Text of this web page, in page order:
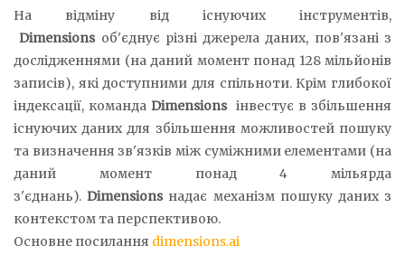
На відміну від існуючих інструментів,
Dimensions об'єднує різні джерела даних, пов'язані з
дослідженнями (на даний момент понад 128 мільйонів
записів), які доступними для спільноти. Крім глибокої
індексації, команда Dimensions інвестує в збільшення
існуючих даних для збільшення можливостей пошуку
та визначення зв'язків між суміжними елементами (на
даний момент понад 4 мільярда
з'єднань).Dimensions надає механізм пошуку даних з
контекстом та перспективою.
Основне посилання dimensions.ai